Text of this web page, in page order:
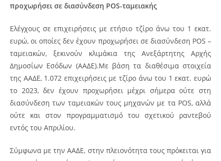
προχωρήσει σε διασύνδεση POS-ταμειακής
Ελέγχους σε επιχειρήσεις με ετήσιο τζίρο άνω του 1 εκατ.
ευρώ, οι οποίες δεν έχουν προχωρήσει σε διασύνδεση POS –
ταμειακών, ξεκινούν κλιμάκια της Ανεξάρτητης Αρχής
Δημοσίων Εσόδων (ΑΑΔΕ).Με βάση τα διαθέσιμα στοιχεία
της ΑΑΔΕ, 1.072 επιχειρήσεις με τζίρο άνω του 1 εκατ. ευρώ
το 2023, δεν έχουν προχωρήσει μέχρι σήμερα ούτε στη
διασύνδεση των ταμειακών τους μηχανών με τα POS, αλλά
ούτε και στον προγραμματισμό του σχετικού ραντεβού
εντός του Απριλίου.
Σύμφωνα με την ΑΑΔΕ, στην πλειονότητα τους πρόκειται για